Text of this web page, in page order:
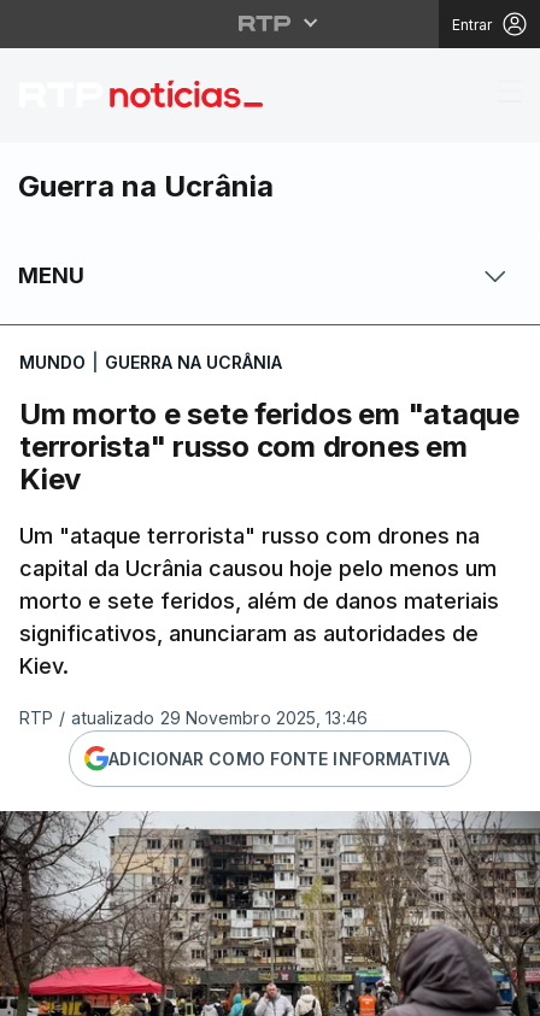
Entrar
Um morto e sete
Guerra na Ucrânia
MENU
MUNDO GUERRA NA UCRÂNIA
Um morto e sete feridos em "ataque
terrorista" russo com drones em
Kiev
Um "ataque terrorista" russo com drones na
capital da Ucrânia causou hoje pelo menos um
morto e sete feridos, além de danos materiais
significativos, anunciaram as autoridades de
Kiev.
RTP / atualizado 29 Novembro 2025, 13:46
ADICIONAR COMO FONTE INFORMATIVA